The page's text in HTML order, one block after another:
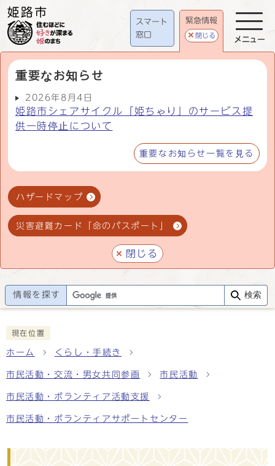
スマート
窓口
緊急情報
閉じる
重要なお知らせ
2026年8月4日
姫路市シェアサイクル「姫ちゃり」のサービス提
供一時停止について
重要なお知らせ一覧を見る
ハザードマップ
災害避難カード「命のパスポート」
閉じる
メニュー
情報を探す 検索
現在位置
ホーム くらし・手続き
市民活動・交流・男女共同参画 市民活動
市民活動・ボランティア活動支援
市民活動・ボランティアサポートセンター